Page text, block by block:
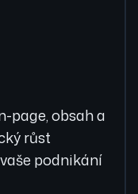
page, obsah a
růst
podnikání